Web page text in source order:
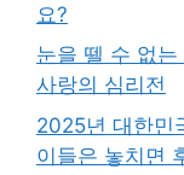
요?
눈을 뗄 수 없
사랑의 심리전
2025년 대한민
이들은 놓치면